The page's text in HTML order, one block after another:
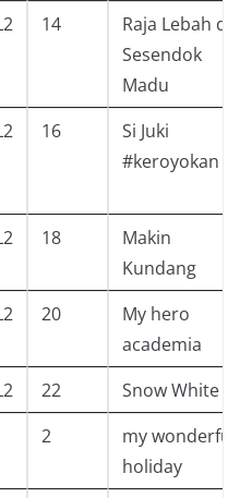
14
Raja Lebah
Sesendok
Madu
16
Si Juki
#keroyokan
18
Makin
Kundang
20
My hero
academia
22
Snow White
2
my wonderful
holiday